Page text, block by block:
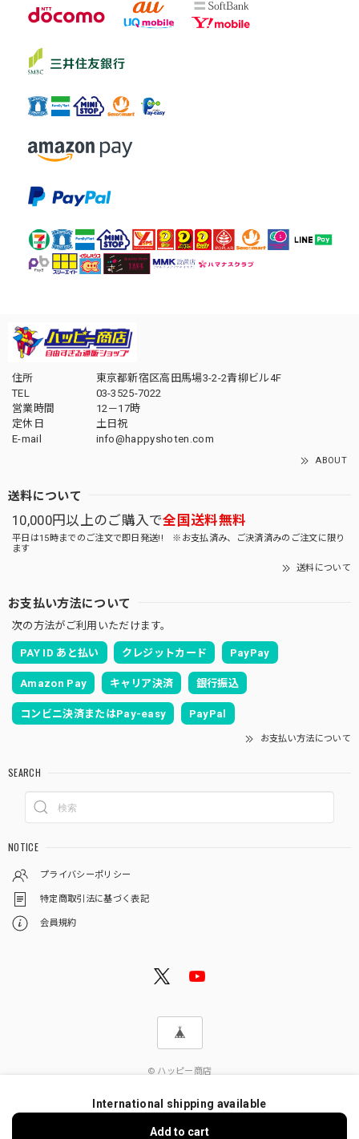
住所
東京都新宿区高田馬場3-2-2青柳ビル4F
TEL
03-3525-7022
営業時間
12－17時
定休日
土日祝
E-mail
info@happyshoten.com
ABOUT
送料について
10,000円以上のご購入で全国送料無料
平日は15時までのご注文で即日発送!! ※お支払済み、ご決済済みのご注文に限り
ます
送料について
お支払い方法について
次の方法がご利用いただけます。
PAY ID あと払い クレジットカード PayPay
Amazon Pay キャリア決済 銀行振込
コンビニ決済またはPay-easy PayPal
お支払い方法について
SEARCH
NOTICE
プライバシーポリシー
特定商取引法に基づく表記
会員規約
© ハッピー商店
International shipping available
Add to cart